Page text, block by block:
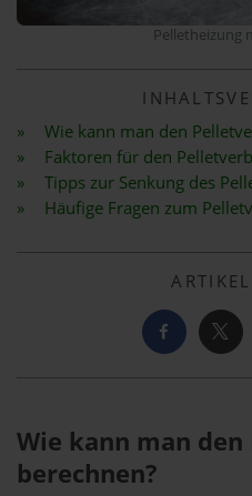
Pelletheizung
Wie kann man den
Faktoren für den
Tipps zur Senkung des
Häufige Fragen zum
Wie kann man
berechnen?